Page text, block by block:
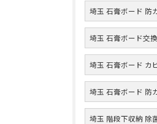
埼玉 石膏ボード 防
埼玉 石膏ボード交
埼玉 石膏ボード カ
埼玉 石膏ボード 防
埼玉 階段下収納 除